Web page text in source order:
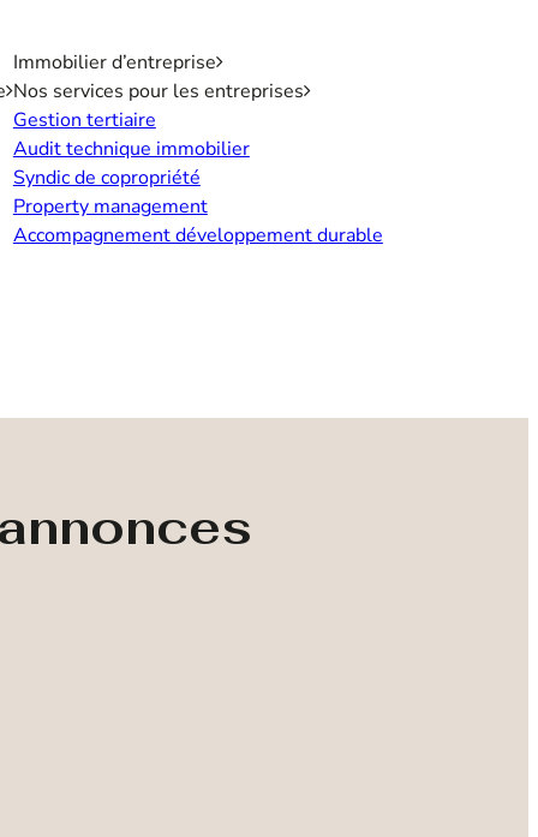
Immobilier d’entreprise
Nos services pour les entreprises
Gestion tertiaire
Audit technique immobilier
Syndic de copropriété
Property management
Accompagnement développement durable